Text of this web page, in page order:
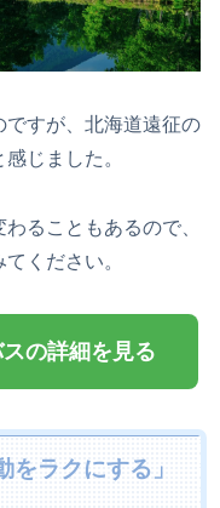
すが、北海道遠征の
じました。
ることもあるので、
ください。
の詳細を見る
をラクにする」